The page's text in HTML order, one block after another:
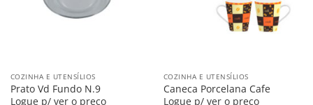
COZINHA E UTENSÍLIOS
Prato Vd Fundo N.9
Logue p/ ver o preço
COZINHA E UTENSÍLIOS
Caneca Porcelana Cafe
Logue p/ ver o preço